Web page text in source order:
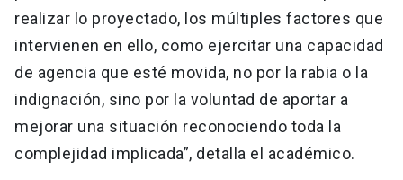
realizar lo proyectado, los múltiples factores que
intervienen en ello, como ejercitar una capacidad
de agencia que esté movida, no por la rabia o la
indignación, sino por la voluntad de aportar a
mejorar una situación reconociendo toda la
complejidad implicada”, detalla el académico.